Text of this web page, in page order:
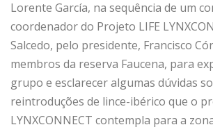
Lorente García, na sequência de um
coordenador do Projeto LIFE
Salcedo, pelo presidente, Francisco
membros da reserva Faucena, para
grupo e esclarecer algumas dúvidas
reintroduções de lince-ibérico que o
LYNXCONNECT contempla para a